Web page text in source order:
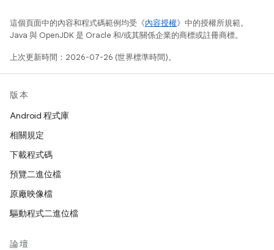
這個頁面中的內容和程式碼範例均受《內容授權》中的授權所規範。
Java 與 OpenJDK 是 Oracle 和/或其關係企業的商標或註冊商標。
上次更新時間：2026-07-26 (世界標準時間)。
版本
Android 程式庫
相關規定
下載程式碼
預覽二進位檔
原廠映像檔
驅動程式二進位檔
論壇